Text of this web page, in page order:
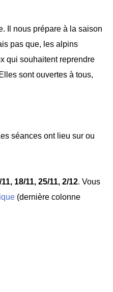
Il nous prépare à la saison
pas que, les alpins
qui souhaitent reprendre
sont ouvertes à tous,
séances ont lieu sur ou
18/11, 25/11, 2/12. Vous
(dernière colonne